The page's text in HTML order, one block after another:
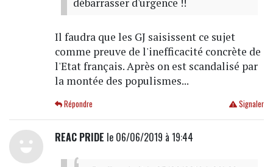
Il faudra que les GJ saisissent ce sujet
comme preuve de l'inefficacité concrète de
l'Etat français. Après on est scandalisé par
la montée des populismes...
Signaler
Répondre
REAC PRIDE le 06/06/2019 à 19:44